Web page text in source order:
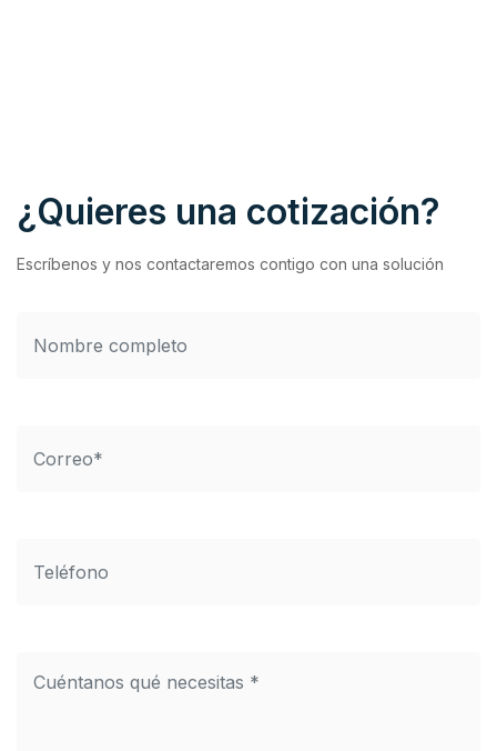
¿Quieres una cotización?
Escríbenos y nos contactaremos contigo con una solución